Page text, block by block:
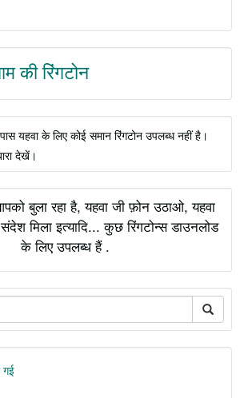
की रिंगटोन
यहवा के लिए कोई समान रिंगटोन उपलब्ध नहीं है।
देखें।
बुला रहा है, यहवा जी फ़ोन उठाओ, यहवा
मिला इत्यादि... कुछ रिंगटोन्स डाउनलोड
के लिए उपलब्ध हैं .
गई